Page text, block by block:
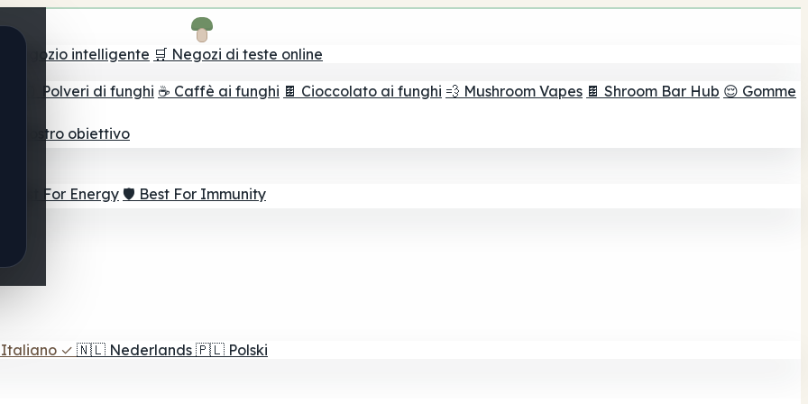
il negozio intelligente 🛒 Negozi di teste online
🫙 Polveri di funghi ☕ Caffè ai funghi 🍫 Cioccolato ai funghi 💨 Mushroom Vapes 🍫 Shroom Bar Hub 😌 Gomme
il vostro obiettivo
⚡ Best For Energy 🛡️ Best For Immunity
Italiano ✓ 🇳🇱 Nederlands 🇵🇱 Polski